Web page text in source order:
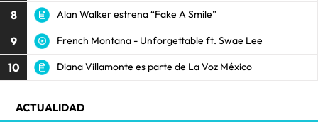
8 Alan Walker estrena “Fake A Smile”
9 French Montana - Unforgettable ft. Swae Lee
10 Diana Villamonte es parte de La Voz México
ACTUALIDAD